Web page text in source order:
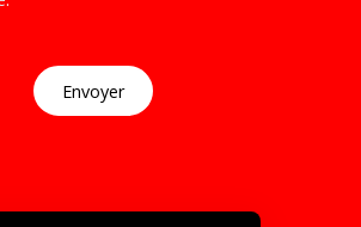
Envoyer